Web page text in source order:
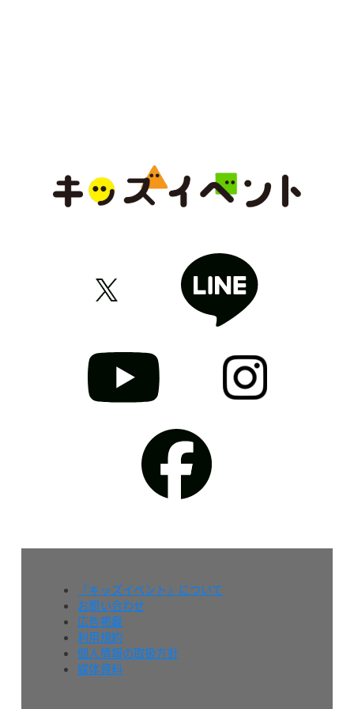
『キッズイベント』について
お問い合わせ
広告掲載
利用規約
個人情報の取扱方針
媒体資料